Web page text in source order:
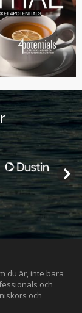
du är, inte bara
och
och